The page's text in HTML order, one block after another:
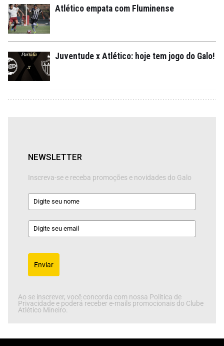
Atlético empata com Fluminense
Juventude x Atlético: hoje tem jogo do Galo!
NEWSLETTER
Inscreva-se e receba promoções e novidades do Galo
Enviar
Ao se inscrever, você concorda com nossa Política de
Privacidade e poderá receber e-mails promocionais do Clube
Atlético Mineiro.